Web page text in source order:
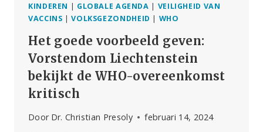
KINDEREN | GLOBALE AGENDA | VEILIGHEID VAN
VACCINS |VOLKSGEZONDHEID | WHO
Het goede voorbeeld geven:
Vorstendom Liechtenstein
bekijkt de WHO-overeenkomst
kritisch
Door Dr. Christian Presoly februari 14, 2024